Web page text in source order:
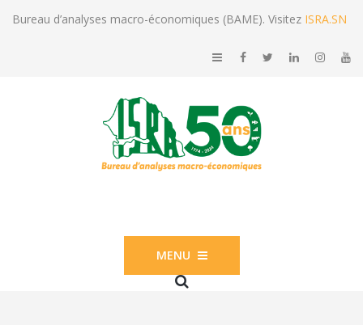
Bureau d’analyses macro-économiques (BAME). Visitez ISRA.SN
MENU